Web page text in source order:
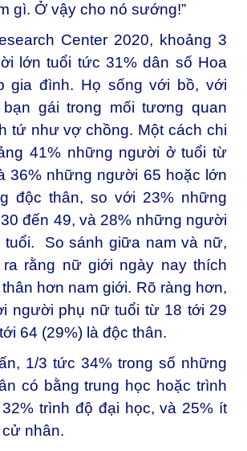
gì. Ở vậy cho nó sướng!”
Center 2020, khoảng 3
lớn tuổi tức 31% dân số Hoa
gia đình. Họ sống với bồ, với
gái trong mối tương quan
tứ như vợ chồng. Một cách chi
41% những người ở tuổi từ
36% những người 65 hoặc lớn
độc thân, so với 23% những
đến 49, và 28% những người
tuổi. So sánh giữa nam và nữ,
rằng nữ giới ngày nay thích
hơn nam giới. Rõ ràng hơn,
người phụ nữ tuổi từ 18 tới 29
64 (29%) là độc thân.
1/3 tức 34% trong số những
có bằng trung học hoặc trình
trình độ đại học, và 25% ít
nhân.